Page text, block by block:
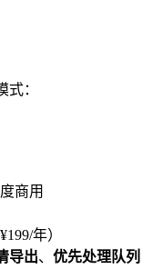
式：
商用
年）
导出、 优先处理队列